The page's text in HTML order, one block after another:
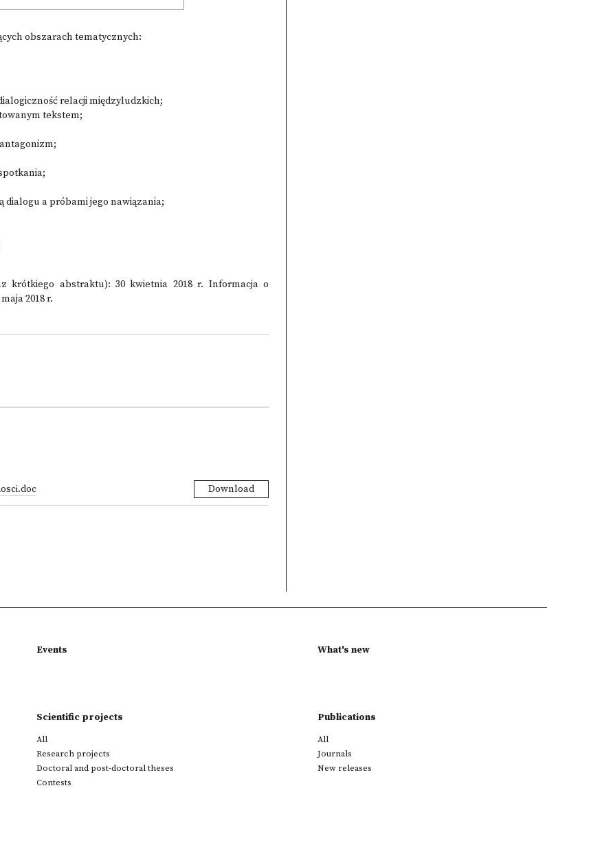
obszarach tematycznych:
relacji międzyludzkich;
tekstem;
dialogu a próbami jego nawiązania;
krótkiego abstraktu): 30 kwietnia 2018 r. Informacja o
2018 r.
Download
Events What's new
Scientific projects
All
Research projects
Doctoral and post-doctoral theses
Contests
Publications
All
Journals
New releases